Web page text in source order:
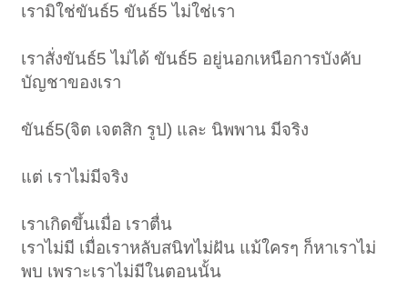
เรามิใช่ขันธ์5 ขันธ์5 ไม่ใช่เรา
เราสั่งขันธ์5 ไม่ได้ ขันธ์5 อยู่นอกเหนือการบังคับ
บัญชาของเรา
ขันธ์5(จิต เจตสิก รูป) และ นิพพาน มีจริง
แต่ เราไม่มีจริง
เราเกิดขึ้นเมื่อ เราตื่น
เราไม่มี เมื่อเราหลับสนิทไม่ฝัน แม้ใครๆ ก็หาเราไม่
พบ เพราะเราไม่มีในตอนนั้น